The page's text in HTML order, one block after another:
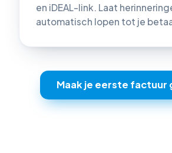
en iDEAL-link. Laat
automatisch lopen tot je
Maak je eerste factuur